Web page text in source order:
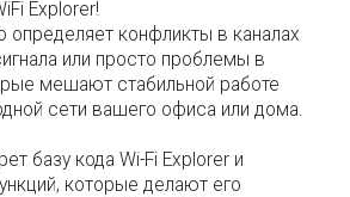
Explorer!
определяет конфликты в каналах
или просто проблемы в
мешают стабильной работе
сети вашего офиса или дома.
базу кода Wi-Fi Explorer и
которые делают его